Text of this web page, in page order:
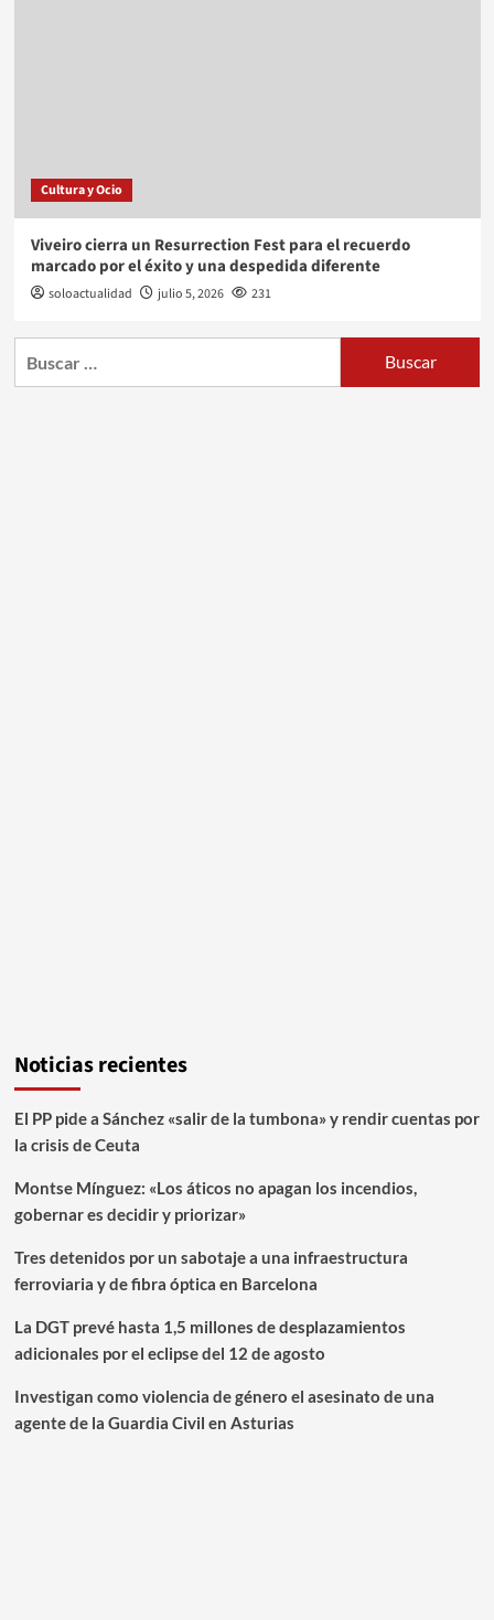
Cultura y Ocio
Viveiro cierra un Resurrection Fest para el recuerdo
marcado por el éxito y una despedida diferente
soloactualidad julio 5, 2026 231
Noticias recientes
El PP pide a Sánchez «salir de la tumbona» y rendir cuentas por
la crisis de Ceuta
Montse Mínguez: «Los áticos no apagan los incendios,
gobernar es decidir y priorizar»
Tres detenidos por un sabotaje a una infraestructura
ferroviaria y de fibra óptica en Barcelona
La DGT prevé hasta 1,5 millones de desplazamientos
adicionales por el eclipse del 12 de agosto
Investigan como violencia de género el asesinato de una
agente de la Guardia Civil en Asturias